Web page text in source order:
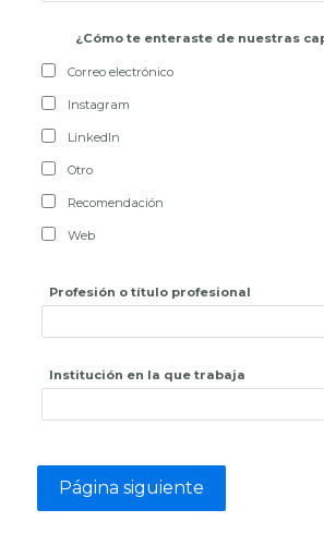
¿Cómo te enteraste de nuestras
Correo electrónico
Instagram
LinkedIn
Otro
Recomendación
Web
Profesión o título profesional
Institución en la que trabaja